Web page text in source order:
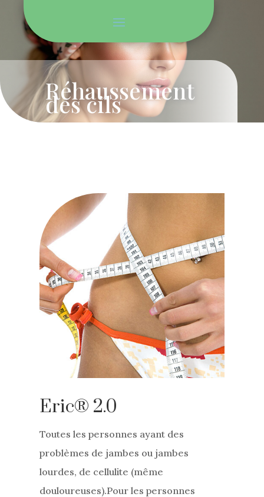
Réhaussement
des cils
Eric® 2.0
Toutes les personnes ayant des
problèmes de jambes ou jambes
lourdes, de cellulite (même
douloureuses).Pour les personnes